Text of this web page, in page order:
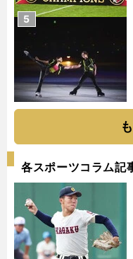
5
各スポーツコラム記